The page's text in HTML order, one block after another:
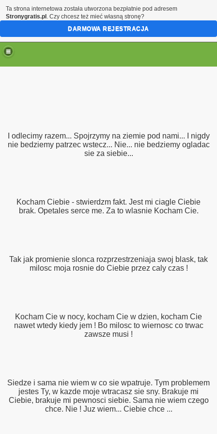
I odlecimy razem... Spojrzymy na ziemie pod nami... I nigdy
nie bedziemy patrzec wstecz... Nie... nie bedziemy ogladac
sie za siebie...
Kocham Ciebie - stwierdzm fakt. Jest mi ciagle Ciebie
brak. Opetales serce me. Za to wlasnie Kocham Cie.
Tak jak promienie slonca rozprzestrzeniaja swoj blask, tak
milosc moja rosnie do Ciebie przez caly czas !
Kocham Cie w nocy, kocham Cie w dzien, kocham Cie
nawet wtedy kiedy jem ! Bo milosc to wiernosc co trwac
zawsze musi !
Siedze i sama nie wiem w co sie wpatruje. Tym problemem
jestes Ty, w kazde moje wtracasz sie sny. Brakuje mi
Ciebie, brakuje mi pewnosci siebie. Sama nie wiem czego
chce. Nie ! Juz wiem... Ciebie chce ...
Ta strona internetowa została utworzona bezpłatnie pod adresem
Stronygratis.pl . Czy chcesz też mieć własną stronę?
DARMOWA REJESTRACJA